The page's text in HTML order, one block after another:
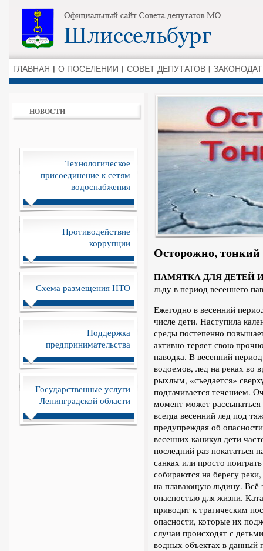
ГЛАВНАЯ О ПОСЕЛЕНИИ СОВЕТ ДЕПУТАТОВ
НОВОСТИ
Технологическое
присоединение к сетям
водоснабжения
Противодействие
коррупции
Схема размещения НТО
Поддержка
предпринимательства
Государственные услуги
Ленинградской области
Осторожно, тонкий
ПАМЯТКА ДЛЯ ДЕТЕЙ
льду в период весеннего
Ежегодно в весенний
числе дети. Наступила
среды постепенно
активно теряет свою
паводка. В весенний
водоемов, лед на реках во
рыхлым, «съедается»
подтачивается течением.
момент может
всегда весенний лед под
предупреждая об
весенних каникул дети
последний раз покататься
санках или просто
собираются на берегу
на плавающую льдину. Всё
опасностью для жизни.
приводит к трагическим
опасности, которые их
случаи происходят с
водных объектах в данный